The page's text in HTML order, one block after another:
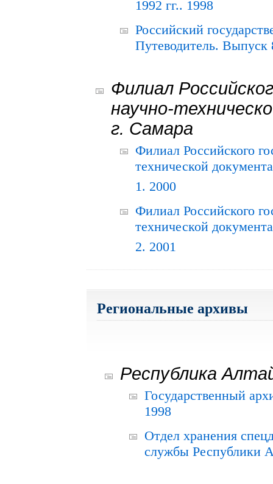
1992 гг.. 1998
Российский
Путеводитель. Выпуск
Филиал
научно-
г. Самара
Филиал Российского
технической
1. 2000
Филиал Российского
технической
2. 2001
Региональные архивы
Республика
Государственный
1998
Отдел хранения
службы Республики